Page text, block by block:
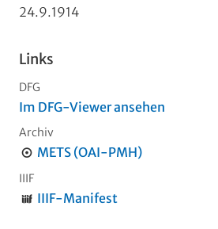
24.9.1914
Links
DFG
Im DFG-Viewer ansehen
Archiv
METS (OAI-PMH)
IIIF
IIIF-Manifest